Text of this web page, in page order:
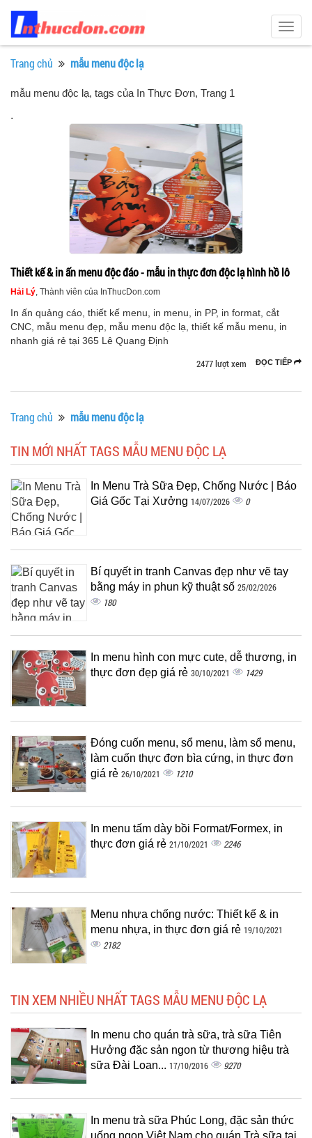
Trang chủ mẫu menu độc lạ
mẫu menu độc lạ, tags của In Thực Đơn, Trang 1
.
Thiết kế & in ấn menu độc đáo - mẫu in thực đơn độc lạ hình hồ lô
Hải Lý, Thành viên của InThucDon.com
In ấn quảng cáo, thiết kế menu, in menu, in PP, in format, cắt
CNC, mẫu menu đẹp, mẫu menu độc lạ, thiết kế mẫu menu, in
nhanh giá rẻ tại 365 Lê Quang Định
ĐỌC TIẾP
2477 lượt xem
Trang chủ mẫu menu độc lạ
TIN MỚI NHẤT TAGS MẪU MENU ĐỘC LẠ
In Menu Trà Sữa Đẹp, Chống Nước | Báo
Giá Gốc Tại Xưởng 14/07/2026 0
Bí quyết in tranh Canvas đẹp như vẽ tay
bằng máy in phun kỹ thuật số 25/02/2026
180
In menu hình con mực cute, dễ thương, in
thực đơn đẹp giá rẻ 30/10/2021 1429
Đóng cuốn menu, sổ menu, làm sổ menu,
làm cuốn thực đơn bìa cứng, in thực đơn
giá rẻ 26/10/2021 1210
In menu tấm dày bồi Format/Formex, in
thực đơn giá rẻ 21/10/2021 2246
Menu nhựa chống nước: Thiết kế & in
menu nhựa, in thực đơn giá rẻ 19/10/2021
2182
TIN XEM NHIỀU NHẤT TAGS MẪU MENU ĐỘC LẠ
In menu cho quán trà sữa, trà sữa Tiên
Hưởng đặc sản ngon từ thương hiệu trà
sữa Đài Loan... 17/10/2016 9270
In menu trà sữa Phúc Long, đặc sản thức
uống ngon Việt Nam cho quán Trà sữa tại